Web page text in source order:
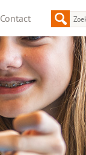
Contact